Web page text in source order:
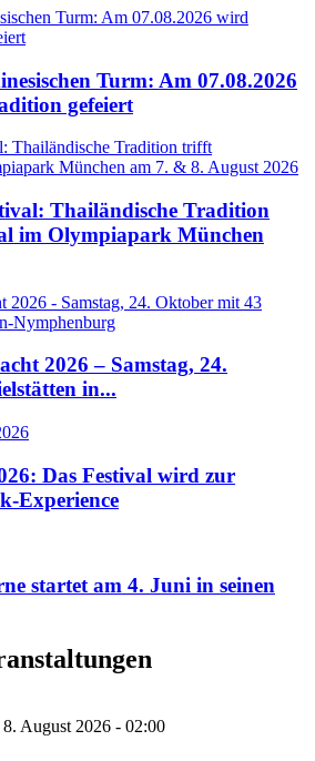
Turm: Am 07.08.2026
gefeiert
Thailändische Tradition
im Olympiapark München
2026 – Samstag, 24.
in...
Das Festival wird zur
Experience
startet am 4. Juni in seinen
8. August 2026 - 02:00